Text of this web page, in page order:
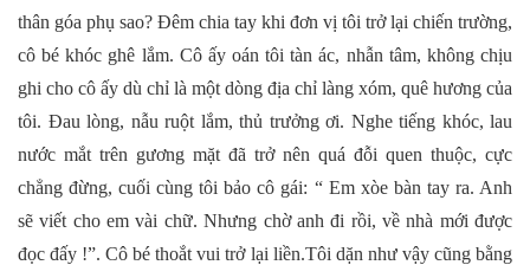
thân góa phụ sao? Đêm chia tay khi đơn vị tôi trở lại chiến trường,
cô bé khóc ghê lắm. Cô ấy oán tôi tàn ác, nhẫn tâm, không chịu
ghi cho cô ấy dù chỉ là một dòng địa chỉ làng xóm, quê hương của
tôi. Đau lòng, nẫu ruột lắm, thủ trưởng ơi. Nghe tiếng khóc, lau
nước mắt trên gương mặt đã trở nên quá đỗi quen thuộc, cực
chẳng đừng, cuối cùng tôi bảo cô gái: “ Em xòe bàn tay ra. Anh
sẽ viết cho em vài chữ. Nhưng chờ anh đi rồi, về nhà mới được
đọc đấy !”. Cô bé thoắt vui trở lại liền.Tôi dặn như vậy cũng bằng